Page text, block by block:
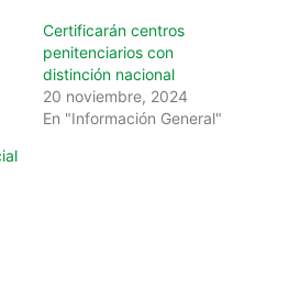
Certificarán centros
penitenciarios con
distinción nacional
20 noviembre, 2024
En "Información General"